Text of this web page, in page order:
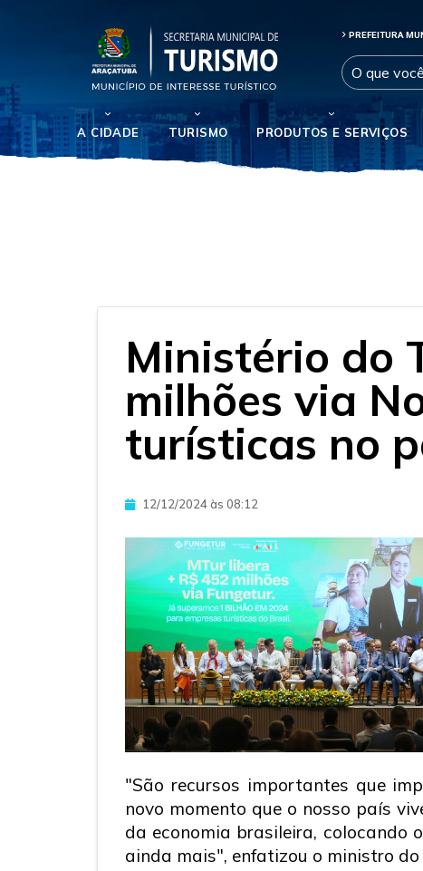
PREFEITURA
A CIDADE TURISMO PRODUTOS E SERVIÇOS
Ministério do
milhões via
turísticas no
12/12/2024 às 08:12
"São recursos importantes que
novo momento que o nosso país
da economia brasileira, colocando
ainda mais", enfatizou o ministro do